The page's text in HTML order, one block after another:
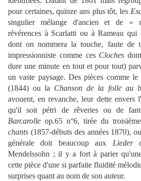
pour certaines, quinze ans plus tôt, les
singulier mélange d'ancien et de «
révérences à Scarlatti ou à Rameau qui
dont on nommera la touche, faute de
impressionniste comme ces Cloches
dure une minute en tout et pour tout)
un vaste paysage. Des pièces comme le
(1844) ou la Chanson de la folle au
avouent, en revanche, leur dette envers
qu'il soit pétri de rêveries ou de
Barcarolle op.65 n°6, tirée du
chants (1857-débuts des années 1870),
générale doit beaucoup aux Lieder
Mendelssohn ; il y a fort à parier
cette pièce d'une si parfaite fluidité
surprises quant au nom de son auteur.